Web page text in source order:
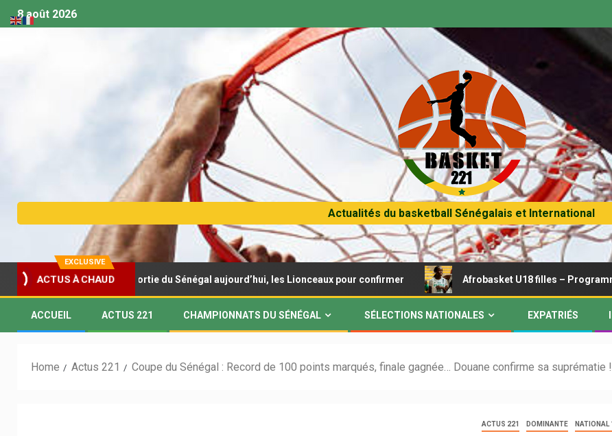
8 août 2026
Actualités du basketball Sénégalais et International
EXCLUSIVE
ACTUS À CHAUD
– Deuxième sortie du Sénégal aujourd’hui, les Lionceaux pour confirmer Afrobasket U18 filles – Programme du jour
ACCUEIL ACTUS 221 CHAMPIONNATS DU SÉNÉGAL SÉLECTIONS NATIONALES EXPATRIÉS
Home Actus 221 Coupe du Sénégal : Record de 100 points marqués, finale gagnée… Douane confirme sa suprématie !
ACTUS 221 DOMINANTE NATIONAL